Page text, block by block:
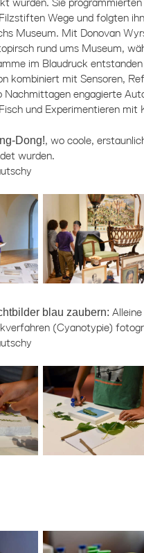
wurden. Sie
Wege und folgten
Museum. Mit Donovan
rund ums Museum,
im Blaudruck
kombiniert mit Sensoren,
Nachmittagen engagierte
und Experimentieren mit
Dong!, wo coole,
wurden.
blau zaubern:
(Cyanotypie)